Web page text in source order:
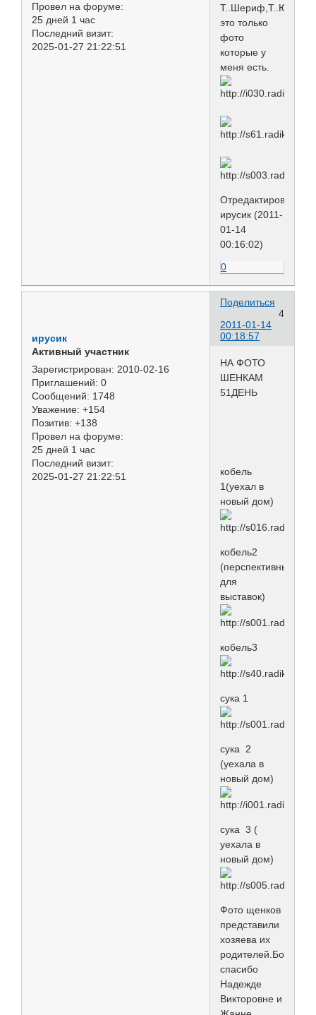
Провел на форуме:
25 дней 1 час
Последний визит:
2025-01-27 21:22:51
это только
фото
которые у
меня есть.
Отредактировано
ирусик (2011-
01-14
00:16:02)
0
Поделиться
4
2011-01-14
00:18:57
ирусик
Активный участник
Зарегистрирован: 2010-02-16
Приглашений: 0
Сообщений: 1748
Уважение: +154
Позитив: +138
Провел на форуме:
25 дней 1 час
Последний визит:
2025-01-27 21:22:51
НА ФОТО
ШЕНКАМ
51ДЕНЬ
кобель
1(уехал в
новый дом)
кобель2
(перспективный
для
выставок)
кобель3
сука 1
сука 2
(уехала в
новый дом)
сука 3 (
уехала в
новый дом)
Фото щенков
представили
хозяева их
родителей.Большое
спасибо
Надежде
Викторовне и